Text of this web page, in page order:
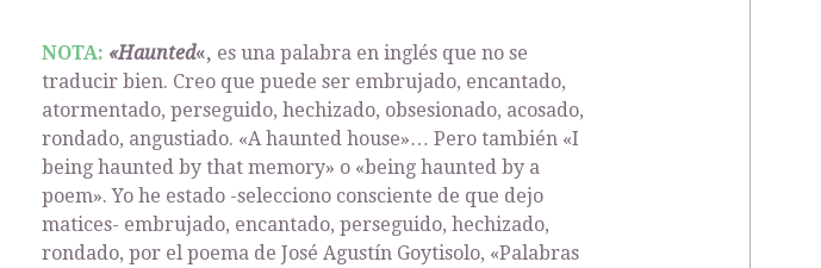
NOTA: «Haunted«, es una palabra en inglés que no se
traducir bien. Creo que puede ser embrujado, encantado,
atormentado, perseguido, hechizado, obsesionado, acosado,
rondado, angustiado. «A haunted house»… Pero también «I
being haunted by that memory» o «being haunted by a
poem». Yo he estado -selecciono consciente de que dejo
matices- embrujado, encantado, perseguido, hechizado,
rondado, por el poema de José Agustín Goytisolo, «Palabras